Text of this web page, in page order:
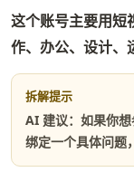
这个账号主要用短
作、办公、设计、
拆解提示
AI 建议：如果你
绑定一个具体问题